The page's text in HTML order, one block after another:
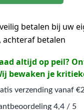
altijd op peil?
bewaken je
verzending vanaf
4,4 / 5